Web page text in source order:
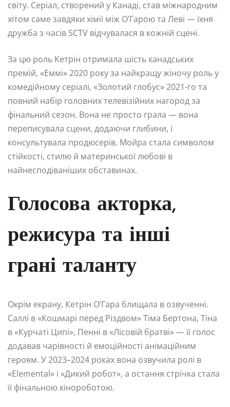
світу. Серіал, створений у Канаді, став міжнародним
хітом саме завдяки хімії між О’Гарою та Леві — їхня
дружба з часів SCTV відчувалася в кожній сцені.
За цю роль Кетрін отримала шість канадських
премій, «Еммі» 2020 року за найкращу жіночу роль у
комедійному серіалі, «Золотий глобус» 2021-го та
повний набір головних телевізійних нагород за
фінальний сезон. Вона не просто грала — вона
переписувала сцени, додаючи глибини, і
консультувала продюсерів. Мойра стала символом
стійкості, стилю й материнської любові в
найнесподіваніших обставинах.
Голосова акторка,
режисура та інші
грані таланту
Окрім екрану, Кетрін О’Гара блищала в озвученні.
Саллі в «Кошмарі перед Різдвом» Тіма Бертона, Тіна
в «Курчаті Ципі», Пенні в «Лісовій братві» — її голос
додавав чарівності й емоційності анімаційним
героям. У 2023–2024 роках вона озвучила ролі в
«Elemental» і «Дикий робот», а остання стрічка стала
її фінальною кінороботою.